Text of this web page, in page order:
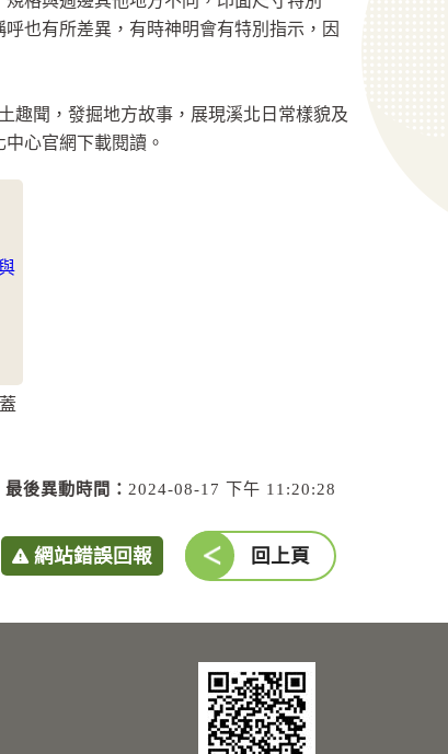
也有所差異，有時神明會有特別指示，因
趣聞，發掘地方故事，展現溪北日常樣貌及
心官網下載閱讀。
最後異動時間： 2024-08-17 下午 11:20:28
網站錯誤回報 回上頁